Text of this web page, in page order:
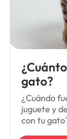
gato?
¿Cuándo
juguete y
con tu